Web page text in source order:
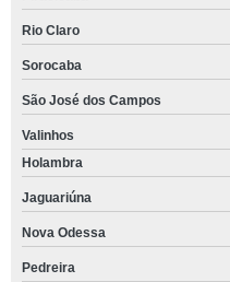
Rio Claro
Sorocaba
São José dos Campos
Valinhos
Holambra
Jaguariúna
Nova Odessa
Pedreira